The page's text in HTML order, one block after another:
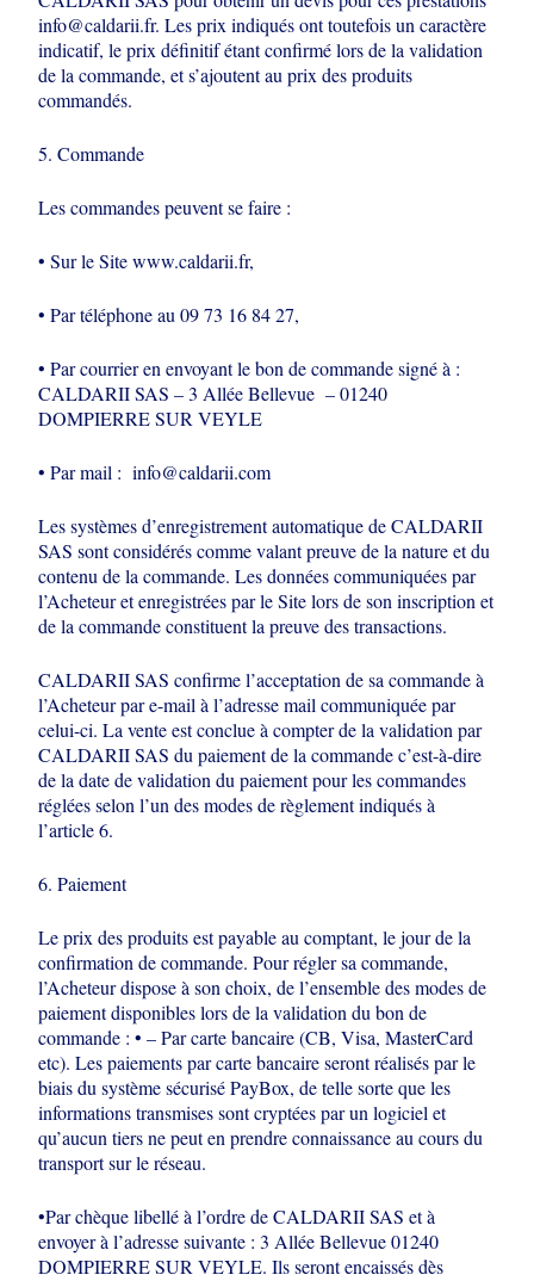
info@caldarii.fr. Lesprix indiqués ont toutefois un caractère
indicatif, le prix définitif étant confirmé lorsde la validation
de la commande, et s’ajoutent au prix des produits
commandés.
5. Commande
Les commandes peuvent se faire :
• Sur le Site www.caldarii.fr,
• Par téléphone au 09 73 16 84 27,
• Par courrier en envoyant le bon de commande signé à :
CALDARII SAS – 3 AlléeBellevue – 01240
DOMPIERRE SUR VEYLE
• Par mail : info@caldarii.com
Les systèmes d’enregistrement automatique de CALDARII
SAS sont considéréscomme valant preuve de la nature et du
contenu de la commande. Les donnéescommuniquées par
l’Acheteur et enregistrées par le Site lors de son inscription et
de la commande constituent la preuve des transactions.
CALDARII SAS confirme l’acceptation de sa commande à
l’Acheteur par e-mail àl’adresse mail communiquée par
celui-ci. La vente est conclue à compter de lavalidation par
CALDARII SAS du paiement de la commande c’est-à-dire
de la datede validation du paiement pour les commandes
réglées selon l’un des modes derèglement indiqués à
l’article 6.
6. Paiement
Le prix des produits est payable au comptant, le jour de la
confirmation decommande. Pour régler sa commande,
l’Acheteur dispose à son choix, del’ensemble des modes de
paiement disponibles lors de la validation du bon de
commande : • – Par carte bancaire (CB, Visa, MasterCard
etc). Les paiements parcarte bancaire seront réalisés par le
biais du système sécurisé PayBox, de tellesorte que les
informations transmises sont cryptées par un logiciel et
qu’aucun tiersne peut en prendre connaissance au cours du
transport sur le réseau.
•Parchèque libellé à l’ordre de CALDARII SAS et à
envoyer à l’adresse suivante : 3 Allée Bellevue 01240
DOMPIERRE SUR VEYLE. Ils seront encaissés dès